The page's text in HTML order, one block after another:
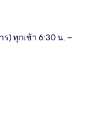
) ทุกเช้า 6:30 น. –